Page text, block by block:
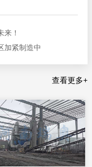
来！
加紧制造中
查看更多+